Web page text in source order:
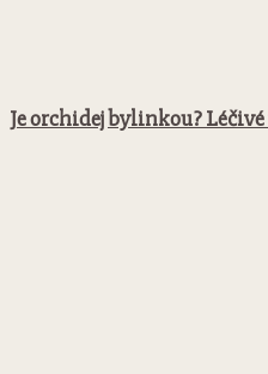
Je orchidej bylinkou?